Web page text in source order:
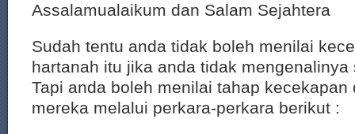
Assalamualaikum dan Salam Sejahtera
Sudah tentu anda tidak boleh menilai
hartanah itu jika anda tidak mengenalinya
Tapi anda boleh menilai tahap
mereka melalui perkara-perkara berikut :